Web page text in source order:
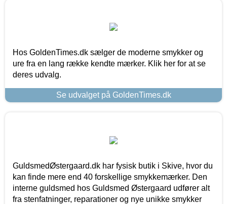
Hos GoldenTimes.dk sælger de moderne smykker og
ure fra en lang række kendte mærker. Klik her for at se
deres udvalg.
Se udvalget på GoldenTimes.dk
GuldsmedØstergaard.dk har fysisk butik i Skive, hvor du
kan finde mere end 40 forskellige smykkemærker. Den
interne guldsmed hos Guldsmed Østergaard udfører alt
fra stenfatninger, reparationer og nye unikke smykker